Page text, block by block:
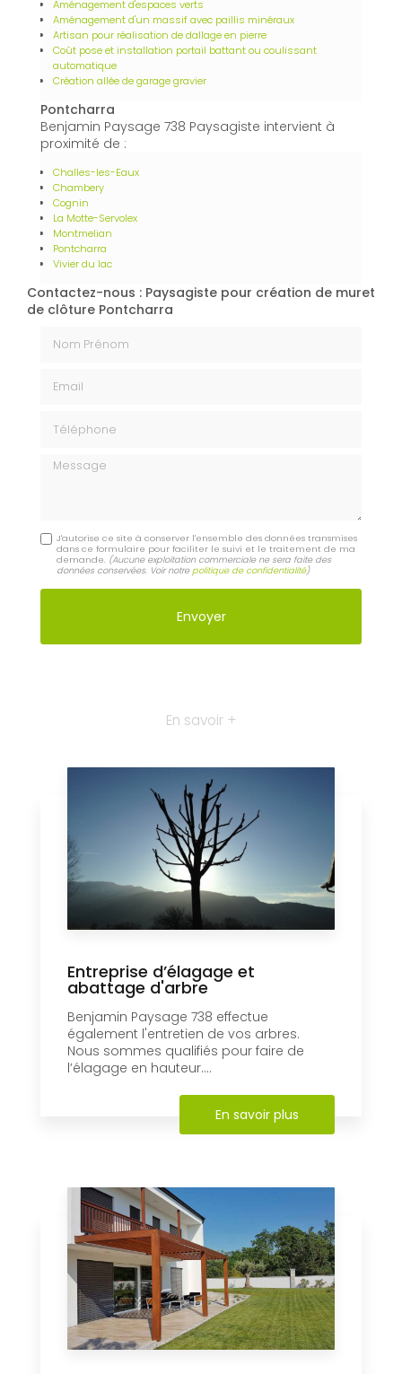
Aménagement d'espaces verts
Aménagement d'un massif avec paillis minéraux
Artisan pour réalisation de dallage en pierre
Coût pose et installation portail battant ou coulissant
automatique
Création allée de garage gravier
Pontcharra
Benjamin Paysage 738 Paysagiste intervient à
proximité de :
Challes-les-Eaux
Chambery
Cognin
La Motte-Servolex
Montmelian
Pontcharra
Vivier du lac
Contactez-nous : Paysagiste pour création de muret
de clôture Pontcharra
Message
J'autorise ce site à conserver l'ensemble des données transmises
dans ce formulaire pour faciliter le suivi et le traitement de ma
demande. (Aucune exploitation commerciale ne sera faite des
données conservées. Voir notrepolitique de confidentialité)
En savoir +
Entreprise d’élagage et
abattage d'arbre
Benjamin Paysage 738 effectue
également l'entretien de vos arbres.
Nous sommes qualifiés pour faire de
l’élagage en hauteur....
En savoir plus